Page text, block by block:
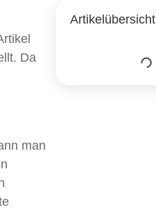
Da
man
Artikelübersicht